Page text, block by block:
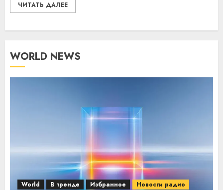
ЧИТАТЬ ДАЛЕЕ
WORLD NEWS
World В тренде Избранное Новости радио